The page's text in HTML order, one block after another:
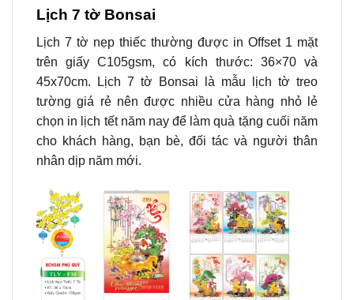
Lịch 7 tờ Bonsai
Lịch 7 tờ nẹp thiếc thường được in Offset 1 mặt
trên giấy C105gsm, có kích thước: 36×70 và
45x70cm. Lịch 7 tờ Bonsai là mẫu lịch tờ treo
tường giá rẻ nên được nhiều cửa hàng nhỏ lẻ
chọn in lịch tết năm nay để làm quà tặng cuối năm
cho khách hàng, bạn bè, đối tác và người thân
nhân dịp năm mới.